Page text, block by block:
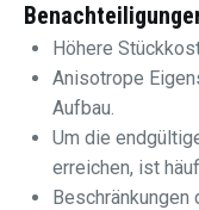
Höhere
Anisotrope
Aufbau.
Um die
erreichen, ist
Beschränkungen